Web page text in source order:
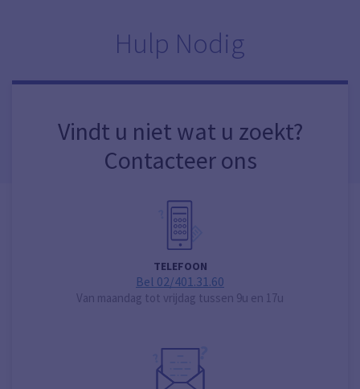
Hulp Nodig
Vindt u niet wat u zoekt?
Contacteer ons
TELEFOON
Bel 02/401.31.60
Van maandag tot vrijdag tussen 9u en 17u